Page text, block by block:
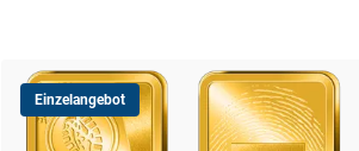
Einzelangebot